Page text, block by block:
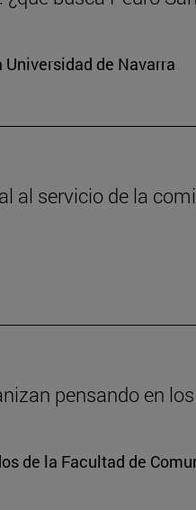
de Navarra
al servicio de la
pensando en
de la Facultad de